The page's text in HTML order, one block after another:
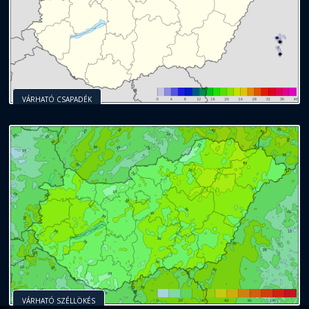
VÁRHATÓ CSAPADÉK
VÁRHATÓ SZÉLLÖKÉS